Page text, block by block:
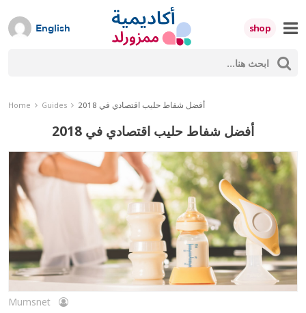
to
content
shop
English
Home Guides أفضل شفاط حليب اقتصادي في 2018
أفضل شفاط حليب اقتصادي في 2018
Mumsnet